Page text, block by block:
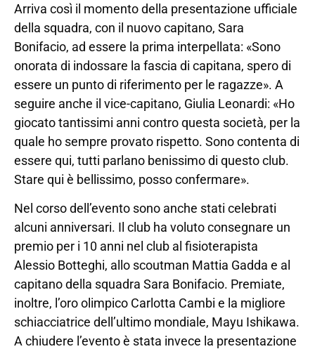
Arriva così il momento della presentazione ufficiale
della squadra, con il nuovo capitano, Sara
Bonifacio, ad essere la prima interpellata: «Sono
onorata di indossare la fascia di capitana, spero di
essere un punto di riferimento per le ragazze». A
seguire anche il vice-capitano, Giulia Leonardi: «Ho
giocato tantissimi anni contro questa società, per la
quale ho sempre provato rispetto. Sono contenta di
essere qui, tutti parlano benissimo di questo club.
Stare qui è bellissimo, posso confermare».
Nel corso dell’evento sono anche stati celebrati
alcuni anniversari. Il club ha voluto consegnare un
premio per i 10 anni nel club al fisioterapista
Alessio Botteghi, allo scoutman Mattia Gadda e al
capitano della squadra Sara Bonifacio. Premiate,
inoltre, l’oro olimpico Carlotta Cambi e la migliore
schiacciatrice dell’ultimo mondiale, Mayu Ishikawa.
A chiudere l’evento è stata invece la presentazione